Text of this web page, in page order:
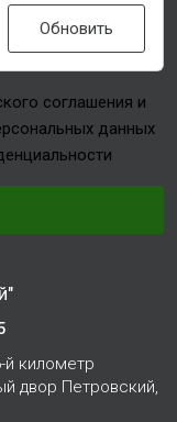
Обновить
соглашения и
данных
километр
двор Петровский,